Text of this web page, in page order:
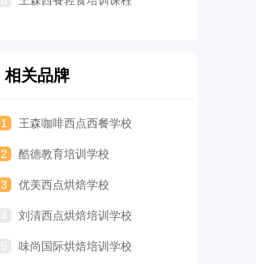
相关品牌
1 王森咖啡西点西餐学校
2 酷德教育培训学校
3 优美西点烘焙学校
刘清西点烘焙培训学校
味尚国际烘焙培训学校